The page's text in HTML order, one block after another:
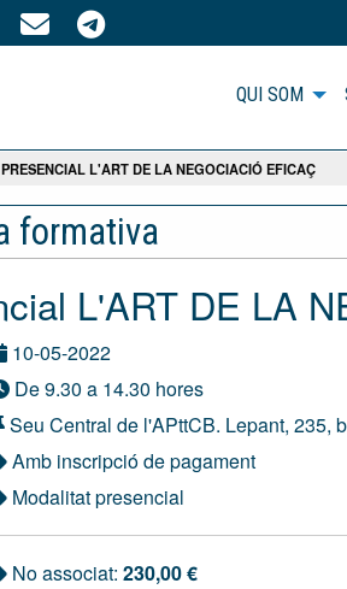
QUI SOM
L'ART DE LA NEGOCIACIÓ EFICAÇ
formativa
L'ART DE LA
10-05-2022
De 9.30 a 14.30 hores
Seu Central de l'APttCB. Lepant, 235,
Amb inscripció de pagament
Modalitat presencial
No associat: 230,00 €